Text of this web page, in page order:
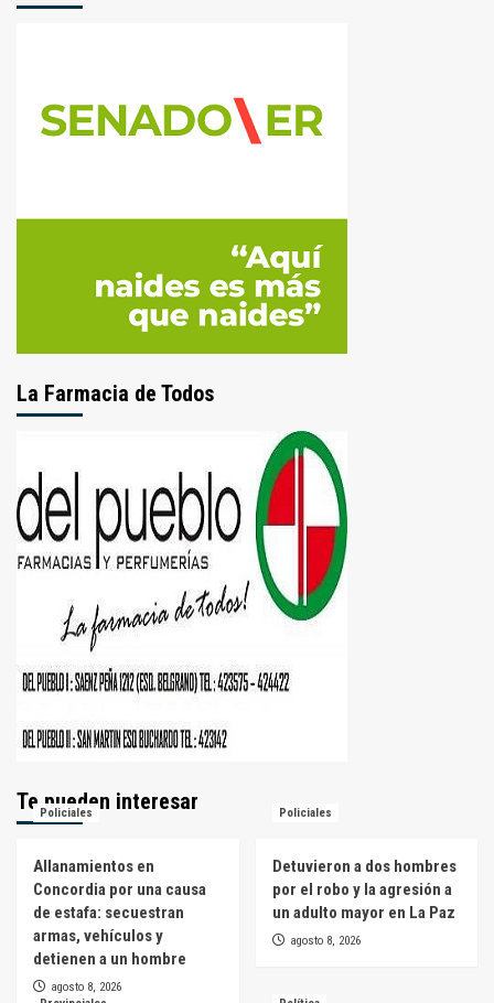
La Farmacia de Todos
Te pueden interesar
Policiales
Allanamientos en
Concordia por una causa
de estafa: secuestran
armas, vehículos y
detienen a un hombre
agosto 8, 2026
Policiales
Detuvieron a dos hombres
por el robo y la agresión a
un adulto mayor en La Paz
agosto 8, 2026